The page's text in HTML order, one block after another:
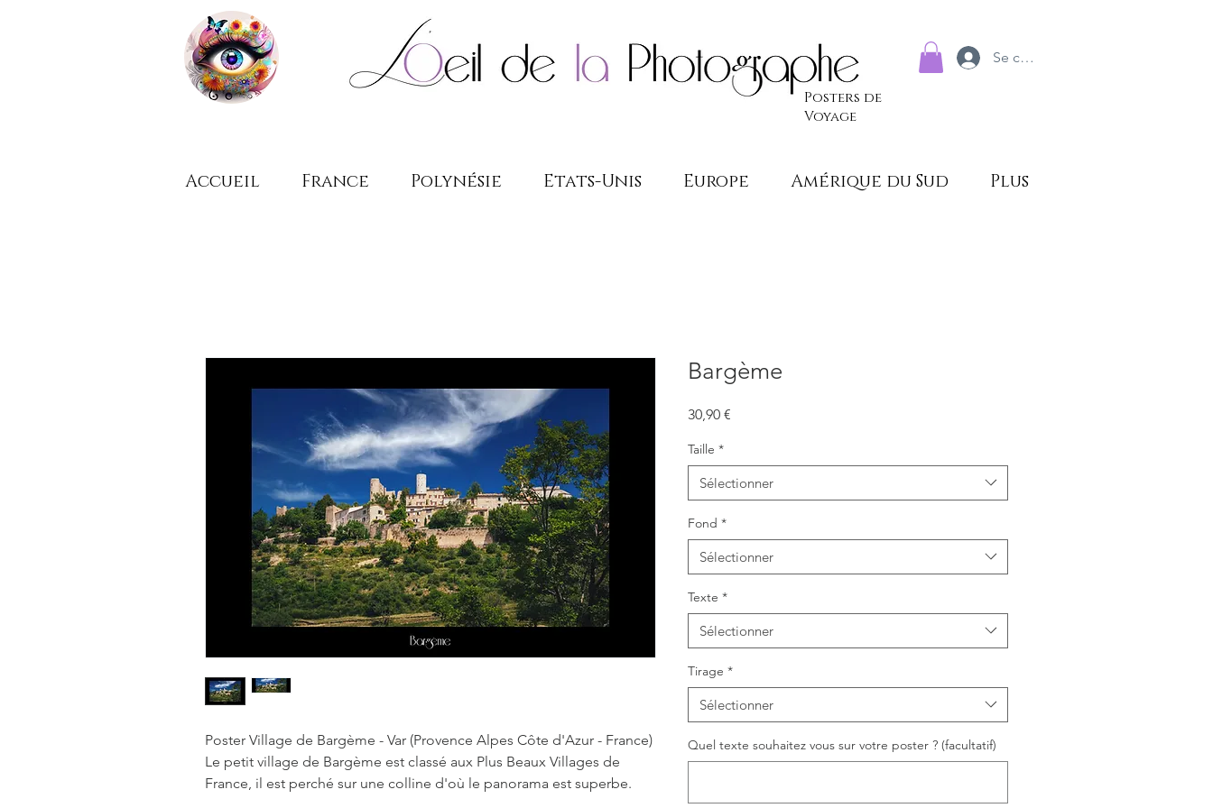
Posters de
Voyage
Se connecter
Accueil France Polynésie Etats-Unis Europe Amérique du Sud Plus
Poster Village de Bargème - Var (Provence Alpes Côte d'Azur - France)
Le petit village de Bargème est classé aux Plus Beaux Villages de
France, il est perché sur une colline d'où le panorama est superbe.
Bargème
30,90 €
Taille *
Sélectionner
Fond *
Sélectionner
Texte *
Sélectionner
Tirage *
Sélectionner
Quel texte souhaitez vous sur votre poster ? (facultatif)